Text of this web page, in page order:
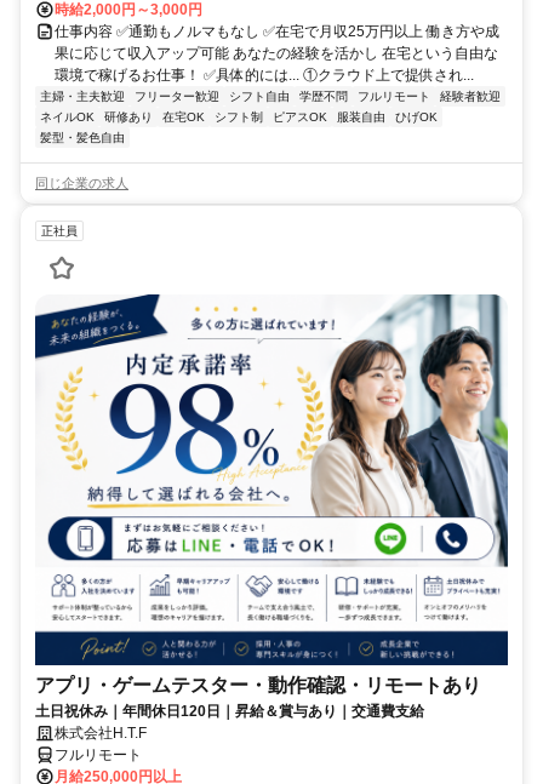
時給2,000円～3,000円
仕事内容 ✅通勤もノルマもなし ✅在宅で月収25万円以上 働き方や成
果に応じて収入アップ可能 あなたの経験を活かし 在宅という自由な
環境で稼げるお仕事！ ✅具体的には... ①クラウド上で提供され...
主婦・主夫歓迎 フリーター歓迎 シフト自由 学歴不問 フルリモート
経験者歓迎
ネイルOK
研修あり 在宅OK シフト制 ピアスOK 服装自由
ひげOK
髪型・髪色自由
同じ企業の求人
正社員
アプリ・ゲームテスター・動作確認・リモートあり
土日祝休み｜年間休日120日｜昇給＆賞与あり｜交通費支給
株式会社H.T.F
フルリモート
月給250,000円以上